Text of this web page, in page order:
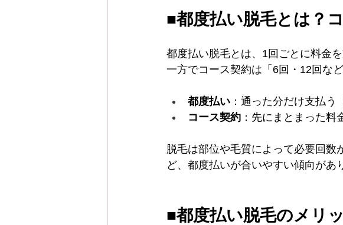
■都度払い脱毛とは？
都度払い脱毛とは、1回ごとに料金を
一方でコース契約は「6回・12回な
都度払い ：通った分だけ支払う
コース契約 ：先にまとまった料
脱毛は部位や毛質によって必要回数
ど、都度払いが合いやすい傾向があ
■都度払い脱毛のメリ